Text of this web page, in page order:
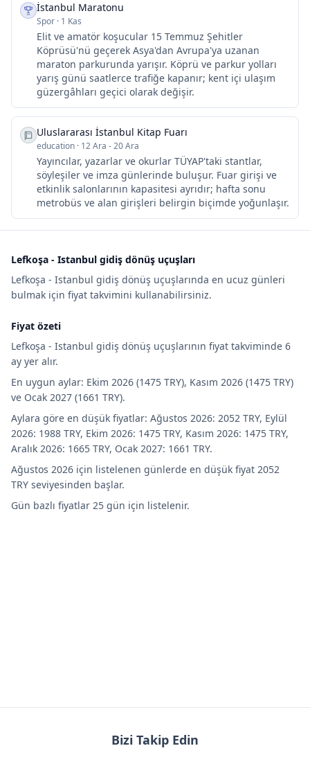
İstanbul Maratonu
Spor · 1 Kas
Elit ve amatör koşucular 15 Temmuz Şehitler
Köprüsü'nü geçerek Asya'dan Avrupa'ya uzanan
maraton parkurunda yarışır. Köprü ve parkur yolları
yarış günü saatlerce trafiğe kapanır; kent içi ulaşım
güzergâhları geçici olarak değişir.
Uluslararası İstanbul Kitap Fuarı
education · 12 Ara - 20 Ara
Yayıncılar, yazarlar ve okurlar TÜYAP'taki stantlar,
söyleşiler ve imza günlerinde buluşur. Fuar girişi ve
etkinlik salonlarının kapasitesi ayrıdır; hafta sonu
metrobüs ve alan girişleri belirgin biçimde yoğunlaşır.
Lefkoşa - Istanbul gidiş dönüş uçuşları
Lefkoşa - Istanbul gidiş dönüş uçuşlarında en ucuz günleri
bulmak için fiyat takvimini kullanabilirsiniz.
Fiyat özeti
Lefkoşa - Istanbul gidiş dönüş uçuşlarının fiyat takviminde 6
ay yer alır.
En uygun aylar: Ekim 2026 (1475 TRY), Kasım 2026 (1475 TRY)
ve Ocak 2027 (1661 TRY).
Aylara göre en düşük fiyatlar: Ağustos 2026: 2052 TRY, Eylül
2026: 1988 TRY, Ekim 2026: 1475 TRY, Kasım 2026: 1475 TRY,
Aralık 2026: 1665 TRY, Ocak 2027: 1661 TRY.
Ağustos 2026 için listelenen günlerde en düşük fiyat 2052
TRY seviyesinden başlar.
Gün bazlı fiyatlar 25 gün için listelenir.
Bizi Takip Edin